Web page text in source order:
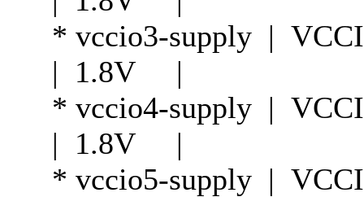
* vccio3-supply |
| 1.8V |
* vccio4-supply |
| 1.8V |
* vccio5-supply |